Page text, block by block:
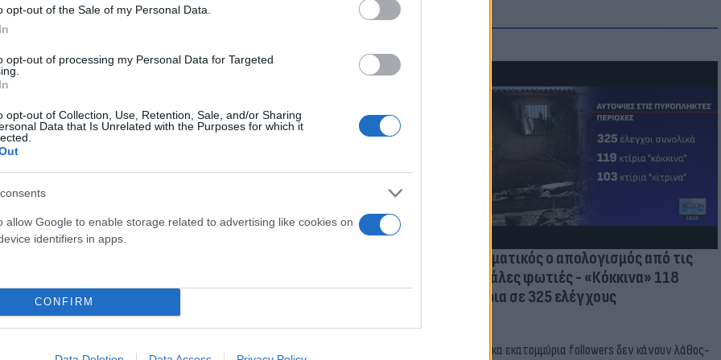
opt-out of the Sale of my Personal Data.
opt-out of processing my Personal Data for Targeted
opt-out of Collection, Use, Retention, Sale, and/or Sharing
Data that Is Unrelated with the Purposes for which it
allow Google to enable storage related to advertising like cookies on
identifiers in apps.
CONFIRM
στην παρουσίαση του
κόσμου στο γήπεδο
(video)
Και οι μαϊμούδες έχουν κατοικίδια! Οι
"φιλίες" μεταξύ διαφορετικών ειδών
Δραματικός ο απολογισμός από τις
μεγάλες φωτιές - «Κόκκινα» 118
κτίρια σε 325 ελέγχους